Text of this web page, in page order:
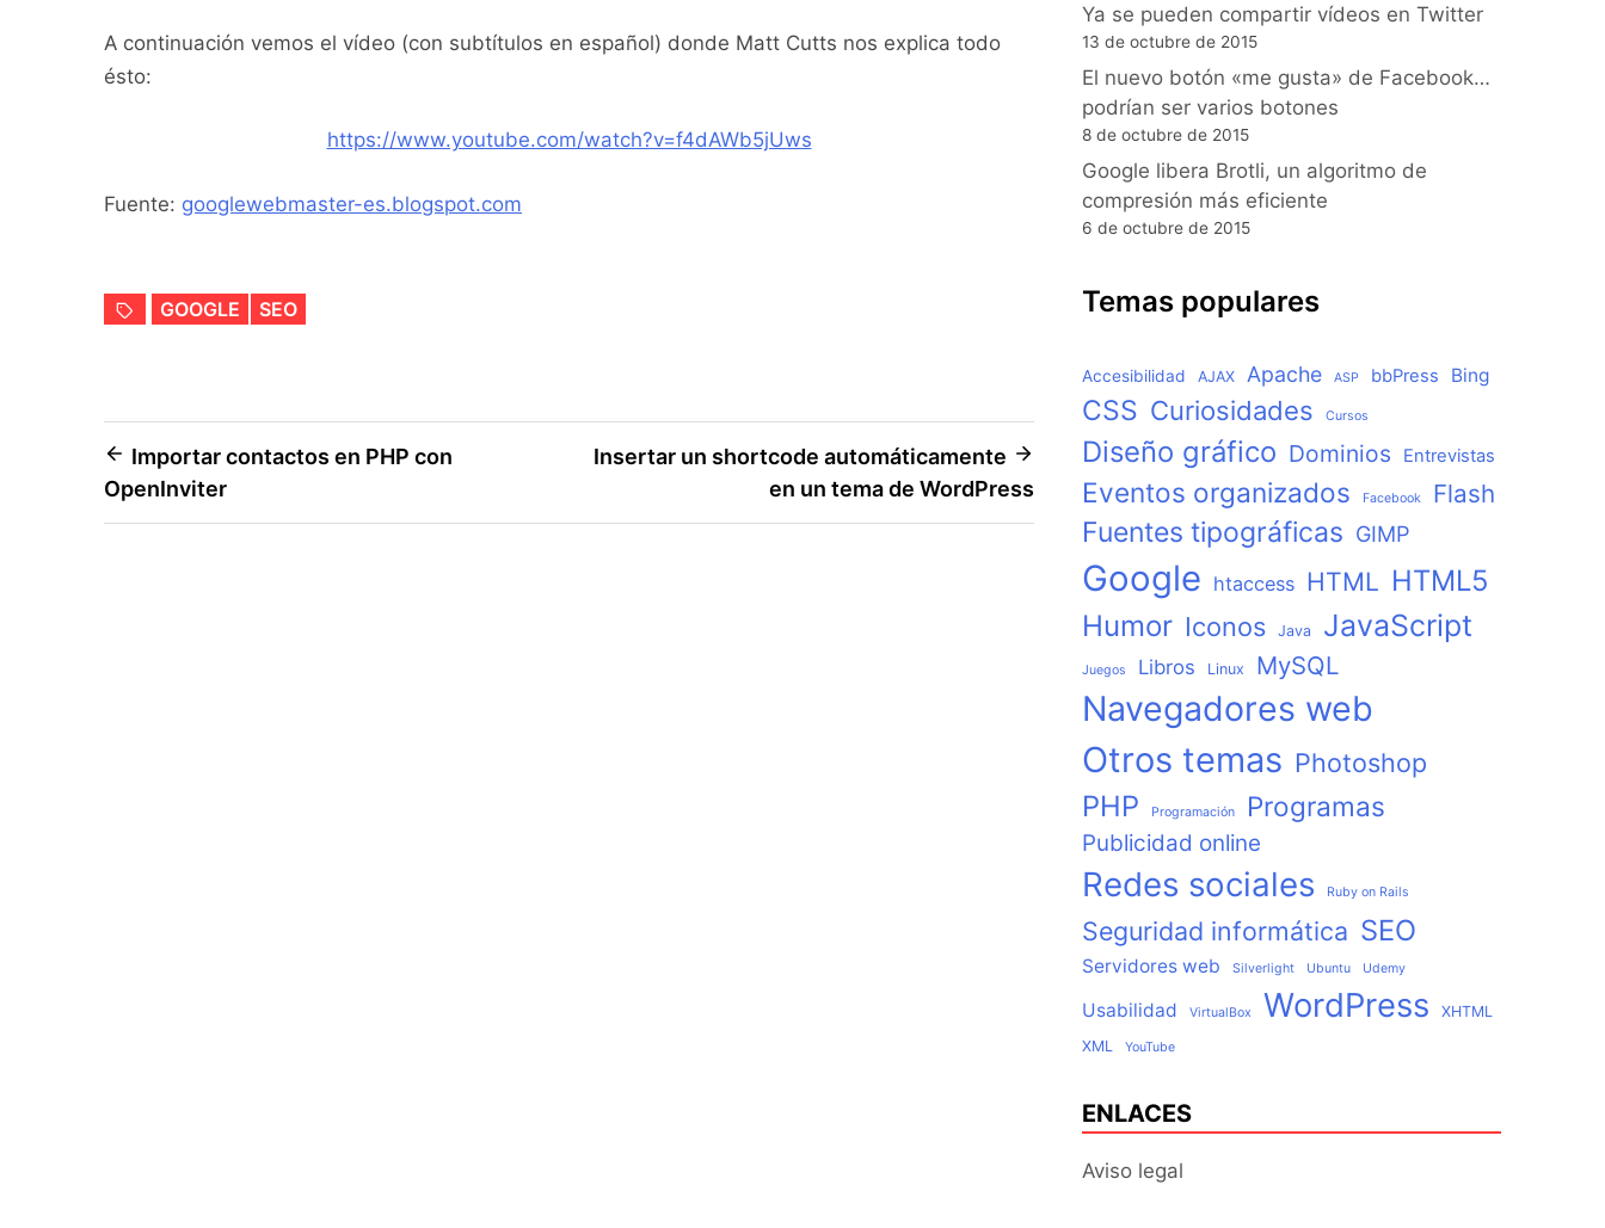
A continuación vemos el vídeo (con subtítulos en español) donde Matt Cutts nos explica todo
ésto:
https://www.youtube.com/watch?v=f4dAWb5jUws
Fuente: googlewebmaster-es.blogspot.com
GOOGLE SEO
Navegación
de
Importar contactos en PHP con
OpenInviter
Insertar un shortcode automáticamente
en un tema de WordPress
Ya se pueden compartir vídeos en Twitter
13 de octubre de 2015
El nuevo botón «me gusta» de Facebook…
podrían ser varios botones
8 de octubre de 2015
Google libera Brotli, un algoritmo de
compresión más eficiente
6 de octubre de 2015
Temas populares
Accesibilidad AJAX Apache ASP bbPress Bing
CSS Curiosidades Cursos
Diseño gráfico Dominios Entrevistas
Eventos organizados Facebook Flash
Fuentes tipográficas GIMP
Google htaccess HTML HTML5
Humor Iconos Java JavaScript
Juegos Libros Linux MySQL
Navegadores web
Otros temas Photoshop
PHP Programación Programas
Publicidad online
Redes sociales Ruby on Rails
Seguridad informática SEO
Servidores web Silverlight Ubuntu Udemy
Usabilidad VirtualBox WordPress
XHTML
XML
YouTube
ENLACES
Aviso legal